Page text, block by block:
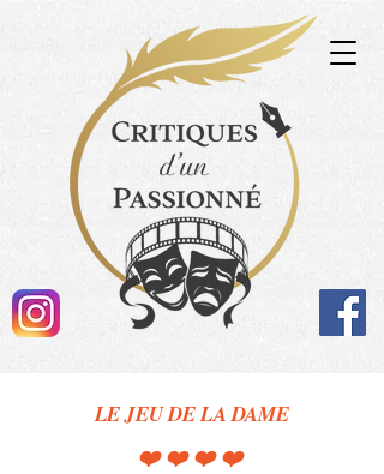
LE JEU DE LA DAME
❤️❤️❤️❤️